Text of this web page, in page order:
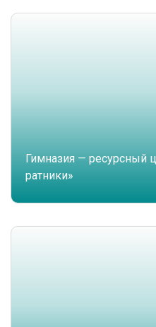
Гимназия — ресурсный
ратники»